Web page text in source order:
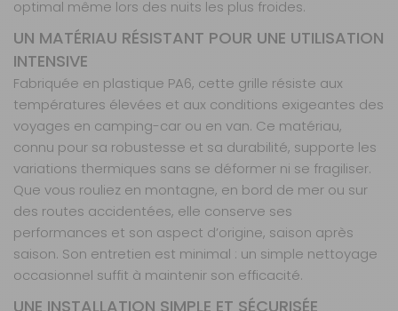
optimal même lors des nuits les plus froides.
UN MATÉRIAU RÉSISTANT POUR UNE UTILISATION
INTENSIVE
Fabriquée en plastique PA6, cette grille résiste aux
températures élevées et aux conditions exigeantes des
voyages en camping-car ou en van. Ce matériau,
connu pour sa robustesse et sa durabilité, supporte les
variations thermiques sans se déformer ni se fragiliser.
Que vous rouliez en montagne, en bord de mer ou sur
des routes accidentées, elle conserve ses
performances et son aspect d’origine, saison après
saison. Son entretien est minimal : un simple nettoyage
occasionnel suffit à maintenir son efficacité.
UNE INSTALLATION SIMPLE ET SÉCURISÉE